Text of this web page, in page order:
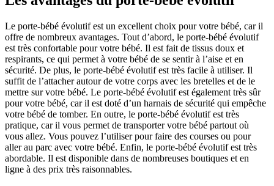
Le porte-bébé évolutif est un excellent choix pour votre bébé, car il
offre de nombreux avantages. Tout d’abord, le porte-bébé évolutif
est très confortable pour votre bébé. Il est fait de tissus doux et
respirants, ce qui permet à votre bébé de se sentir à l’aise et en
sécurité. De plus, le porte-bébé évolutif est très facile à utiliser. Il
suffit de l’attacher autour de votre corps avec les bretelles et de le
mettre sur votre bébé. Le porte-bébé évolutif est également très sûr
pour votre bébé, car il est doté d’un harnais de sécurité qui empêche
votre bébé de tomber. En outre, le porte-bébé évolutif est très
pratique, car il vous permet de transporter votre bébé partout où
vous allez. Vous pouvez l’utiliser pour faire des courses ou pour
aller au parc avec votre bébé. Enfin, le porte-bébé évolutif est très
abordable. Il est disponible dans de nombreuses boutiques et en
ligne à des prix très raisonnables.